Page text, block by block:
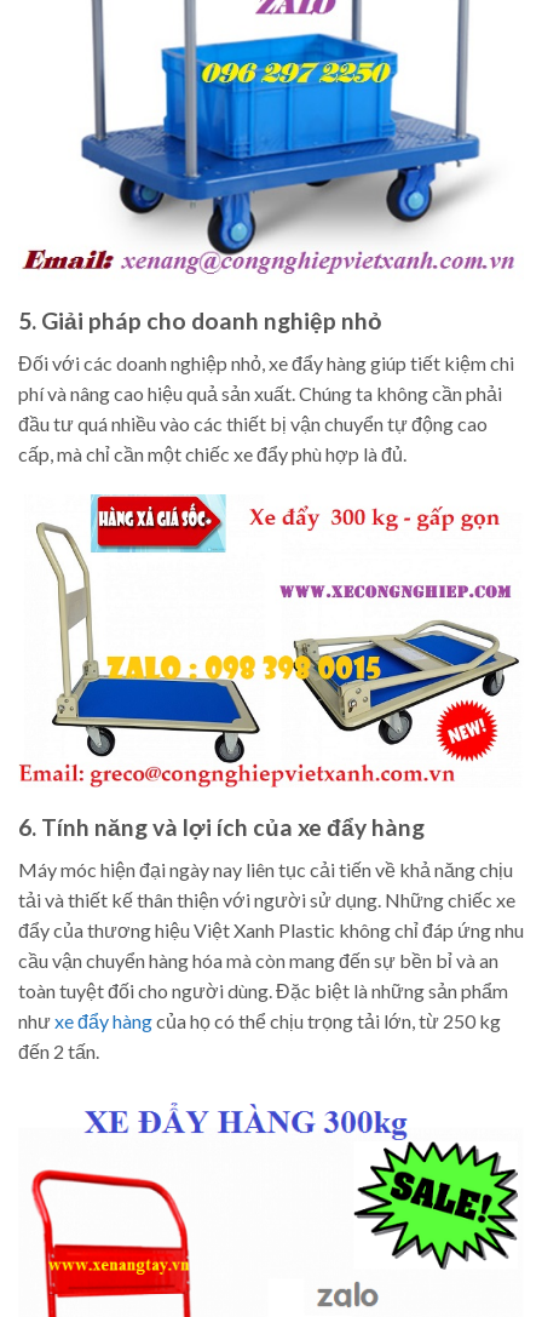
5. Giải pháp cho doanh nghiệp nhỏ
Đối với các doanh nghiệp nhỏ, xe đẩy hàng giúp tiết kiệm chi
phí và nâng cao hiệu quả sản xuất. Chúng ta không cần phải
đầu tư quá nhiều vào các thiết bị vận chuyển tự động cao
cấp, mà chỉ cần một chiếc xe đẩy phù hợp là đủ.
6. Tính năng và lợi ích của xe đẩy hàng
Máy móc hiện đại ngày nay liên tục cải tiến về khả năng chịu
tải và thiết kế thân thiện với người sử dụng. Những chiếc xe
đẩy của thương hiệu Việt Xanh Plastic không chỉ đáp ứng nhu
cầu vận chuyển hàng hóa mà còn mang đến sự bền bỉ và an
toàn tuyệt đối cho người dùng. Đặc biệt là những sản phẩm
nhưxe đẩy hàngcủa họ có thể chịu trọng tải lớn, từ 250 kg
đến 2 tấn.